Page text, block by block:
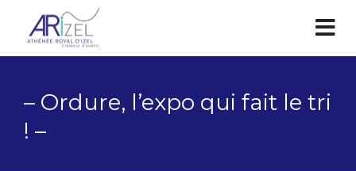
– Ordure, l’expo qui fait le tri
! –